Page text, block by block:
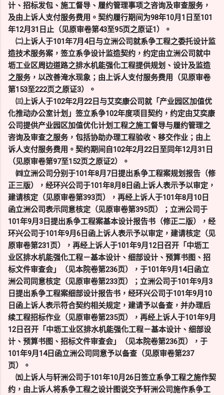
计、招标发包、施工督导、履约管理事项之咨询及审查服务，
及由上诉人支付服务费用。契约履行期间为98年10月1日至101
年12月31日止（见原审卷第43至95页之原证1）。
㈡上诉人于101年7月4日与立洲公司就系争工程之委托设计监
造技术服务案，签立系争设计监造契约，约定由立洲公司就中
坜工业区周边道路之排水机能强化工程提供规划、设计及监造
之服务，以改善淹水现象；由上诉人支付服务费用（见原审卷
第153至222页之原证3）。
㈢上诉人于102年2月22日与艾奕康公司就「产业园区加值优
化推动办公室计划」签立系争102年度项目契约，约定由艾奕康
公司提供产业园区加值优化计划工程之施工督导与履约管理之
咨询及审查之服务，包括协助办理工程验收、移交作业；由上
诉人支付服务费用。契约期间自102年2月22日至同年12月31日
（见原审卷第97至152页之原证2）。
㈣立洲公司分别于101年8月7日提出系争工程案规划报告（修
正三版），经环兴公司于101年8月8日函上诉人表示予以审定，
建请核定（见原审卷第393页），再经上诉人于101年8月10日
函立洲公司表示同意核定（见原审卷第395页）；立洲公司于
101年9月3日提出系争工程案基本设计报告书（修正二版），经
环兴公司于101年9月6日函上诉人表示予以审定，建请核定（见
原审卷第231页），再经上诉人于101年9月12日召开「中坜工
业区排水机能强化工程－基本设计、细部设计、预算书图、招
标文件审查会」（见本院卷第236页），于101年9月14日函立
洲公司同意核定（见原审卷第233页）；立洲公司于101年9月3
日提出系争工程案细部设计报告书，经环兴公司于101年9月10
日函上诉人表示符合契约相关规定，建请予以备查，并办理后
续工程招标作业（见原审卷第235页），再经上诉人于101年9月
12日召开「中坜工业区排水机能强化工程－基本设计、细部设
计、预算书图、招标文件审查会」（见本院卷第236页），于
101年9月14日函立洲公司同意予以备查（见原审卷第237
页）。
㈤上诉人与轩洲公司于101年10月26日签立系争工程之施作契
约，由上诉人将系争工程之设计图说交予轩洲公司施作系争工